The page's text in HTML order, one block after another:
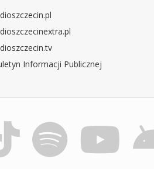
Informacji Publicznej